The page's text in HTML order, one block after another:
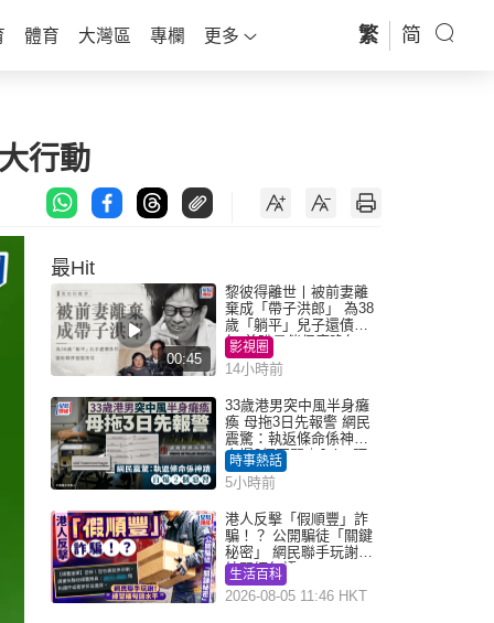
體育 大灣區 專欄 更多 繁 简
行動
最Hit
00:45
黎彼得離世丨被前妻離
棄成「帶子洪郎」 為38
歲「躺平」兒子還債多
年 曾盼尋伴侶度晚年
影視圈
14小時前
33歲港男突中風半身癱
瘓 母拖3日先報警 網民
震驚：執返條命係神蹟
自爆2個惡習｜Juicy叮
時事熱話
5小時前
港人反擊「假順豐」詐
騙！？ 公開騙徒「關鍵
秘密」 網民聯手玩謝：
練習緬甸語
生活百科
2026-08-05 11:46 HKT